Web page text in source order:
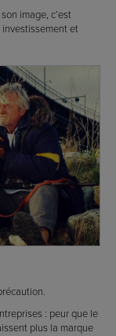
image, c’est
et
: peur que le
plus la marque